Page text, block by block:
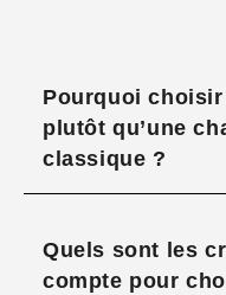
Pourquoi
plutôt qu’une
classique ?
Quels sont les
compte pour